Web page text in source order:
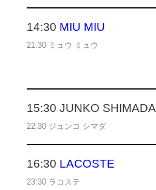
14:30 MIU MIU
21:30 ミュウ ミュウ
15:30 JUNKO SHIMADA
22:30 ジュンコ シマダ
16:30 LACOSTE
23:30 ラコステ